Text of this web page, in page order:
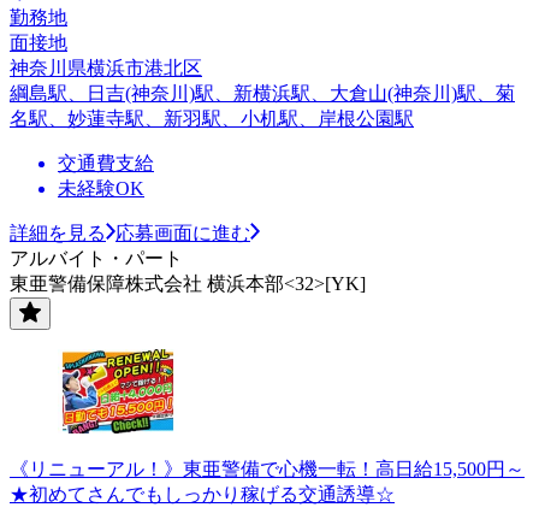
勤務地
面接地
神奈川県横浜市港北区
綱島駅、日吉(神奈川)駅、新横浜駅、大倉山(神奈川)駅、菊
名駅、妙蓮寺駅、新羽駅、小机駅、岸根公園駅
交通費支給
未経験OK
詳細を見る
応募画面に進む
アルバイト・パート
東亜警備保障株式会社 横浜本部<32>[YK]
《リニューアル！》東亜警備で心機一転！高日給15,500円～
★初めてさんでもしっかり稼げる交通誘導☆